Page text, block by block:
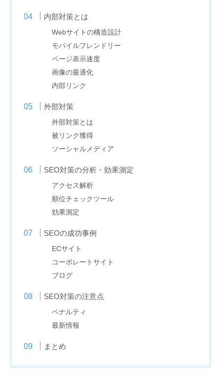
内部対策とは
Webサイトの構造設計
モバイルフレンドリー
ページ表示速度
画像の最適化
内部リンク
外部対策
外部対策とは
被リンク獲得
ソーシャルメディア
SEO対策の分析・効果測定
アクセス解析
順位チェックツール
効果測定
SEOの成功事例
ECサイト
コーポレートサイト
ブログ
SEO対策の注意点
ペナルティ
最新情報
まとめ